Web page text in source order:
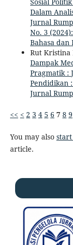
Sosial
Dalam
Jurnal
No. 3
Bahasa dan
Rut Kristina
Dampak
Pragmatik :
Pendidikan
Jurnal
<< < 2 3 4 5 6 7 8 9
You may also
article.